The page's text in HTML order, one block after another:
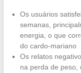
Os usuários
semanas,
energia, o que
do cardo-mariano
Os relatos
na perda de peso,